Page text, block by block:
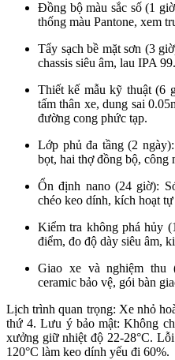
Đồng bộ màu sắc số (1
thống màu Pantone, xem
Tẩy sạch bề mặt sơn (3
chassis siêu âm, lau IPA
Thiết kế mẫu kỹ thuật (6
tấm thân xe, dung sai
đường cong phức tạp.​
Lớp phủ đa tầng (2
bọt, hai thợ đồng bộ, công
Ổn định nano (24 giờ):
chéo keo dính, kích hoạt
Kiểm tra không phá hủy
điểm, đo độ dày siêu âm,
Giao xe và nghiệm thu
ceramic bảo vệ, gói bàn
Lịch trình quan trọng: Xe nhỏ
thứ 4. Lưu ý bảo mật: Không
xưởng giữ nhiệt độ 22-28°C.
120°C làm keo dính yếu đi 60%.​